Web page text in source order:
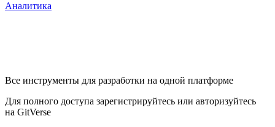
Аналитика
Все инструменты для разработки на одной платформе
Для полного доступа зарегистрируйтесь или авторизуйтесь
на GitVerse